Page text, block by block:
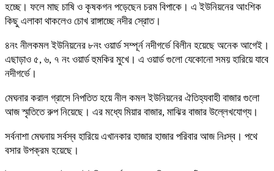
হচ্ছে। ফলে মাছ চাষি ও কৃষকগন পড়েছেন চরম বিপাকে। এ ইউনিয়নের আংশিক
কিছু এলাকা থাকলেও চোখ রাঙ্গাচ্ছে নদীর স্রোত।
৪নং নীলকমল ইউনিয়নের ৮নং ওয়ার্ড সম্পূর্ন নদীগর্ভে বিলীন হয়েছে অনেক আগেই।
এছাড়াও ৫, ৬, ৭ নং ওয়ার্ড হুমকির মুখে। এ ওয়ার্ড গুলো যেকোনো সময় হারিয়ে যাবে
নদীগর্ভে।
মেঘনার করাল গ্রাসে নিপতিত হয়ে নীল কমল ইউনিয়নের ঐতিহ্যবাহী বাজার গুলো
আজ স্মৃতিতে রুপ নিয়েছে। এর মধ্যে মিয়ার বাজার, মাঝির বাজার উল্লেখযোগ্য।
সর্বনাশা মেঘনায় সর্বস্ব হারিয়ে এখানকার হাজার হাজার পরিবার আজ নিঃস্ব। পথে
বসার উপক্রম হয়েছে।